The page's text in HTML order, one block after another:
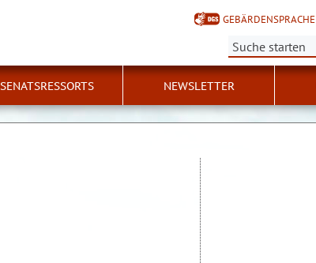
GEBÄRDENSPRACHE
Suche:
SENATSRESSORTS NEWSLETTER